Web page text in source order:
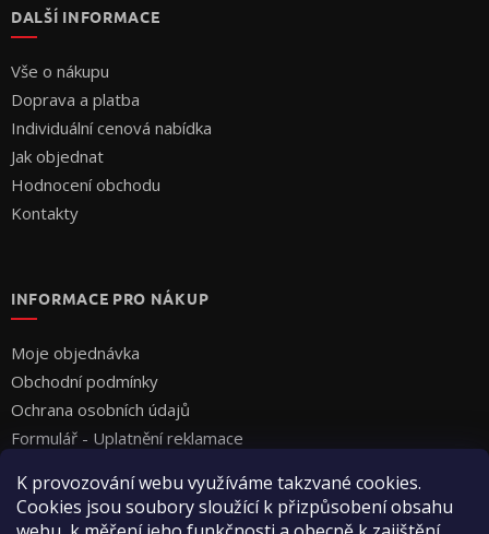
K provozování webu využíváme takzvané cookies.
Cookies jsou soubory sloužící k přizpůsobení obsahu
DALŠÍ INFORMACE
Vše o nákupu
Doprava a platba
Individuální cenová nabídka
Jak objednat
Hodnocení obchodu
Kontakty
INFORMACE PRO NÁKUP
Moje objednávka
Obchodní podmínky
Ochrana osobních údajů
Formulář - Uplatnění reklamace